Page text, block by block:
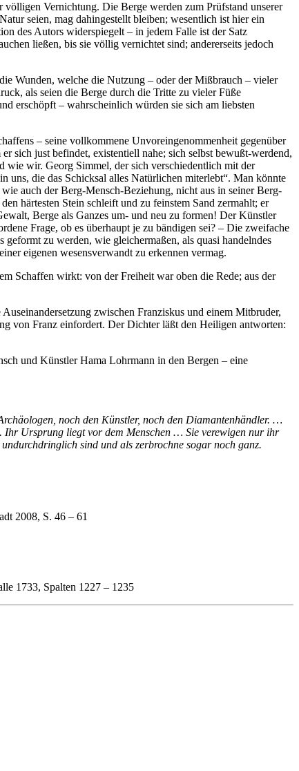
Vernichtung. Die Berge werden zum Prüfstand unserer
seien, mag dahingestellt bleiben; wesentlich ist hier ein
des Autors widerspiegelt – in jedem Falle ist der Satz
ließen, bis sie völlig vernichtet sind; andererseits jedoch
Wunden, welche die Nutzung – oder der Mißbrauch – vieler
als seien die Berge durch die Tritte zu vieler Füße
erschöpft – wahrscheinlich würden sie sich am liebsten
– seine vollkommene Unvoreingenommenheit gegenüber
sich just befindet, existentiell nahe; sich selbst bewußt-werdend,
wie wir. Georg Simmel, der sich verschiedentlich mit der
uns, die das Schicksal alles Natürlichen miterlebt“. Man könnte
auch der Berg-Mensch-Beziehung, nicht aus in seiner Berg-
härtesten Stein schleift und zu feinstem Sand zermahlt; er
Berge als Ganzes um- und neu zu formen! Der Künstler
Frage, ob es überhaupt je zu bändigen sei? – Die zweifache
zu werden, wie gleichermaßen, als quasi handelndes
eigenen wesensverwandt zu erkennen vermag.
Schaffen wirkt: von der Freiheit war oben die Rede; aus der
zwischen Franziskus und einem Mitbruder,
von Franz einfordert. Der Dichter läßt den Heiligen antworten:
und Künstler Hama Lohrmann in den Bergen – eine
noch den Künstler, noch den Diamantenhändler. …
Ihr Ursprung liegt vor dem Menschen … Sie verewigen nur ihr
sind und als zerbrochne sogar noch ganz.
2008, S. 46 – 61
1733, Spalten 1227 – 1235